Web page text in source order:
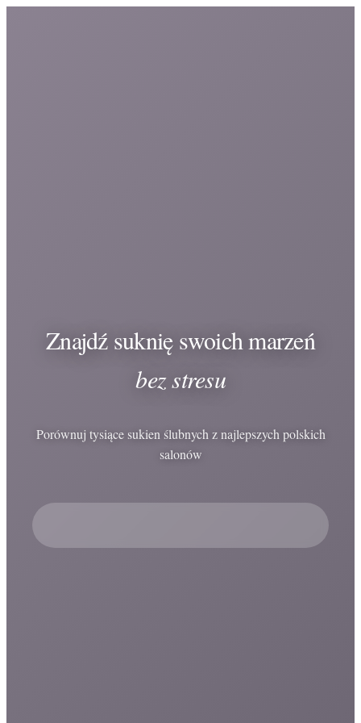
Znajdź suknię swoich marzeń
bez stresu
Porównuj tysiące sukien ślubnych z najlepszych polskich
salonów